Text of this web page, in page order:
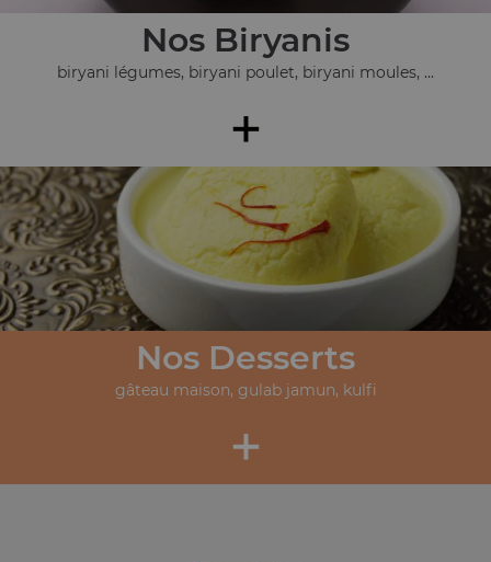
Nos Biryanis
biryani légumes, biryani poulet, biryani moules, ...
+
Nos Desserts
gâteau maison, gulab jamun, kulfi
+